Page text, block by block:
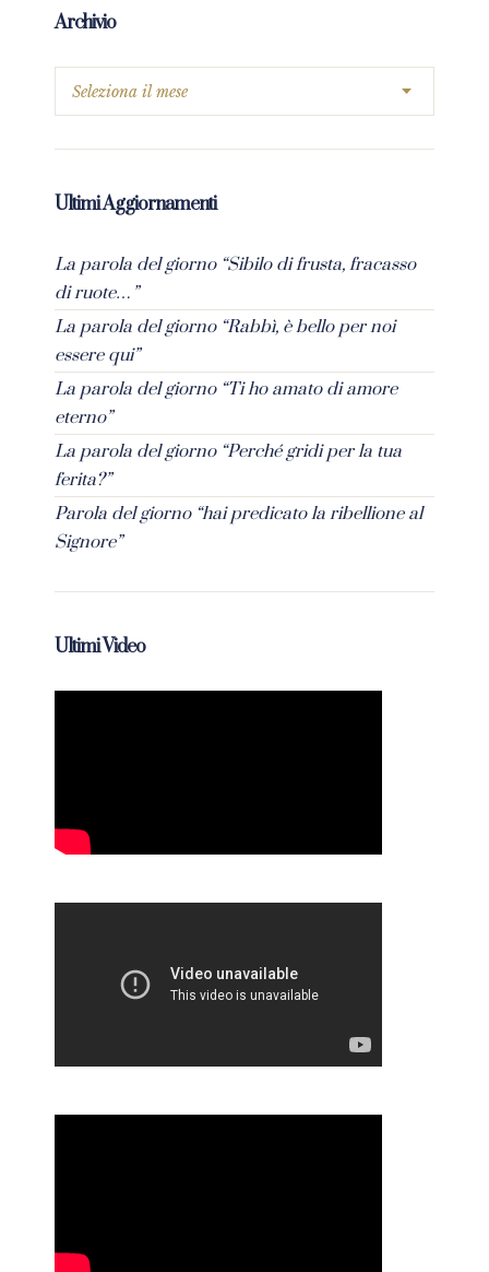
Archivio
Ultimi Aggiornamenti
La parola del giorno “Sibilo di frusta, fracasso
di ruote…”
La parola del giorno “Rabbì, è bello per noi
essere qui”
La parola del giorno “Ti ho amato di amore
eterno”
La parola del giorno “Perché gridi per la tua
ferita?”
Parola del giorno “hai predicato la ribellione al
Signore”
Ultimi Video